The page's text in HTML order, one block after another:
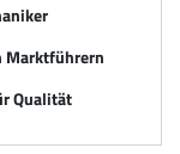
Marktführern
Qualität